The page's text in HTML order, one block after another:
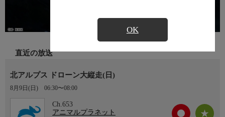
OK
直近の放送
北アルプス ドローン大縦走(日)
8月9日(日) 06:30〜08:00
Ch.653
アニマルプラネット